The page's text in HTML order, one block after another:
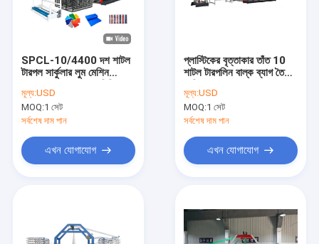
SPCL-10/4400 দশ শাটল
টারপল সার্কুলার লুম মেশিন
মূল্য:USD
MOQ:1 সেট
সর্বশেষ দাম পান
এখন যোগাযোগ
প্লাস্টিকের বৃত্তাকার তাঁত 10
শাটল টারপলিন বাল্ক ব্যাগ তৈরির
মূল্য:USD
MOQ:1 সেট
সর্বশেষ দাম পান
এখন যোগাযোগ